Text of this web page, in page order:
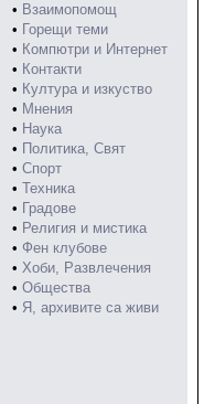
• Взаимопомощ
• Горещи теми
• Компютри и Интернет
• Контакти
• Култура и изкуство
• Мнения
• Наука
• Политика, Свят
• Спорт
• Техника
• Градове
• Религия и мистика
• Фен клубове
• Хоби, Развлечения
• Общества
• Я, архивите са живи